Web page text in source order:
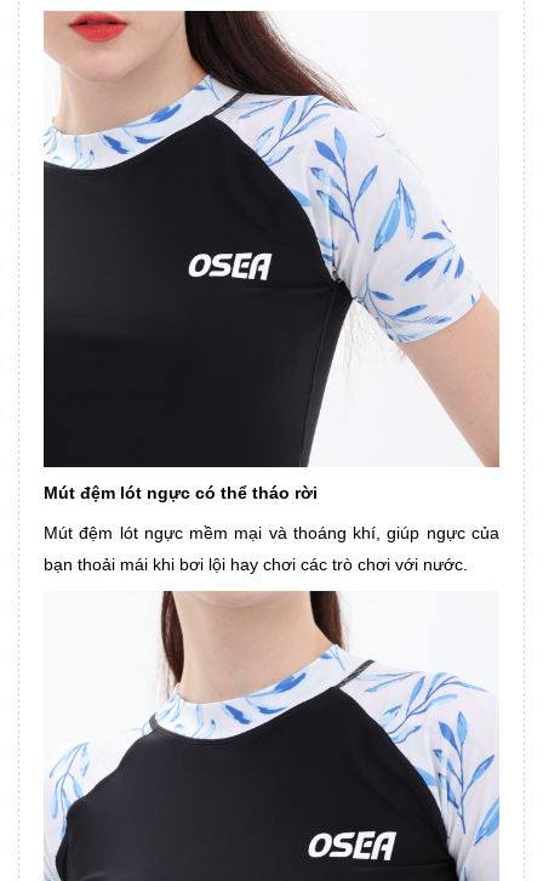
Mút đệm lót ngực có thể tháo rời
Mút đệm lót ngực mềm mại và thoáng khí, giúp ngực của
bạn thoải mái khi bơi lội hay chơi các trò chơi với nước.